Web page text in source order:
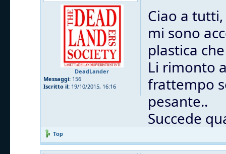
DeadLander
Messaggi: 156
Iscritto il: 19/10/2015, 16:16
Ciao a tutti,
mi sono
plastica
Li rimonto
frattempo
pesante..
Succede
Top